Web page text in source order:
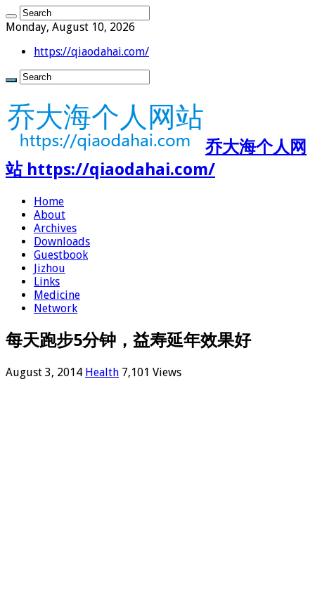
Monday, August 10, 2026
https://qiaodahai.com/
乔大海个人网
站 https://qiaodahai.com/
Home
About
Archives
Downloads
Guestbook
Jizhou
Links
Medicine
Network
每天跑步5分钟，益寿延年效果好
August 3, 2014 Health 7,101 Views